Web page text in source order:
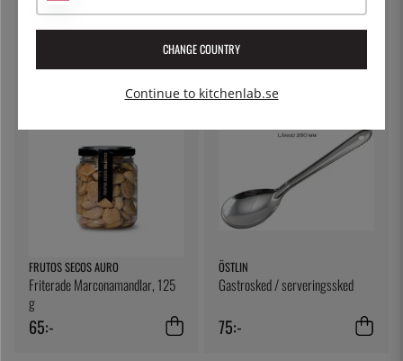
Ostduk, filterduk - Kitchen Craft Lock till delibägare
5:-
FRUTOS SECOS AURO
Friterade Marconamandlar, 125
g
65:-
ÖSTLIN
Gastrosked / serveringssked
75:-
CHANGE COUNTRY
Continue to kitchenlab.se